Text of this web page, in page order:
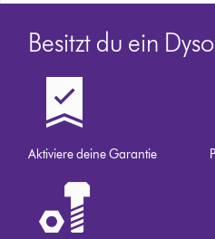
Besitzt du ein
Aktiviere deine Garantie